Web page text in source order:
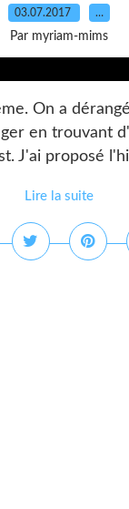
03.07.2017 …
Par myriam-mims
On a
en trouvant
J'ai proposé
Lire la suite